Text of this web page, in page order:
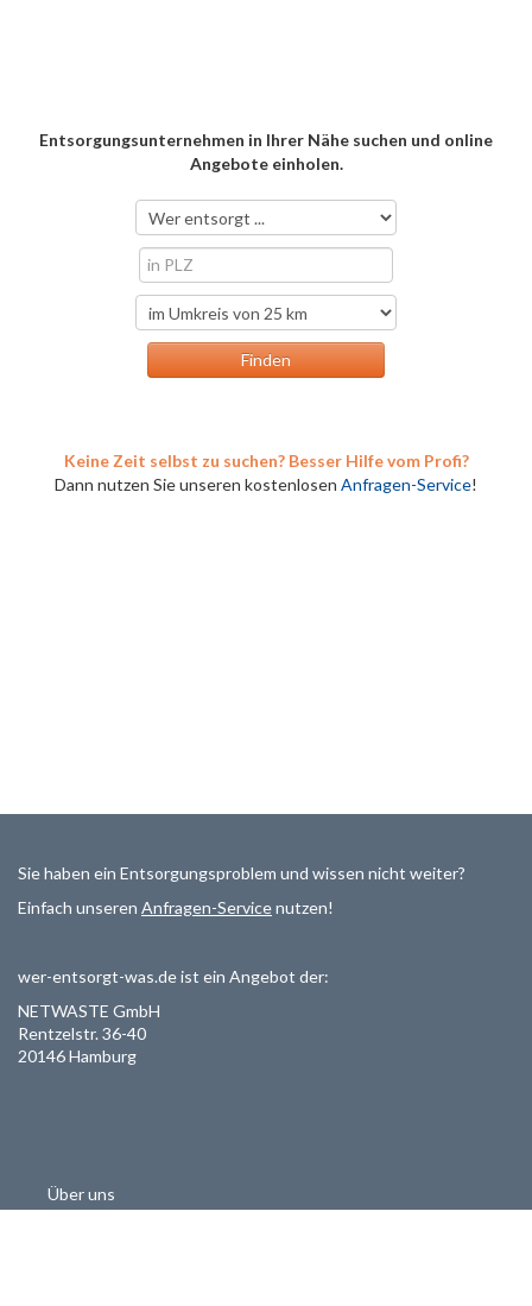
Entsorgungsunternehmen in Ihrer Nähe suchen und online
Angebote einholen.
Keine Zeit selbst zu suchen? Besser Hilfe vom Profi?
Dann nutzen Sie unseren kostenlosen Anfragen-Service!
Sie haben ein Entsorgungsproblem und wissen nicht weiter?
Einfach unseren Anfragen-Servicenutzen!
wer-entsorgt-was.de ist ein Angebot der:
NETWASTE GmbH
Rentzelstr. 36-40
20146 Hamburg
Über uns